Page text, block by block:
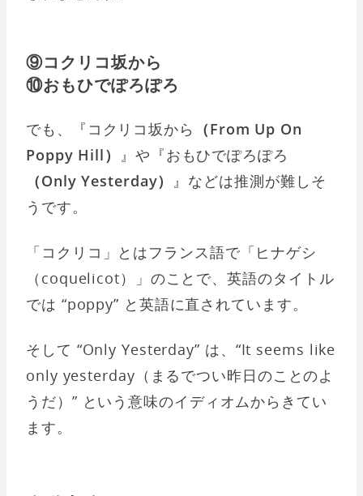
⑨コクリコ坂から
⑩おもひでぽろぽろ
でも、『コクリコ坂から
（From Up On
Poppy Hill）
』や『おもひでぽろぽろ
（Only Yesterday）
』などは推測が難しそ
うです。
「コクリコ」とはフランス語で「ヒナゲシ
（coquelicot）」のことで、英語のタイトル
では “poppy” と英語に直されています。
そして “Only Yesterday” は、“It seems like
only yesterday（まるでつい昨日のことのよ
うだ）” という意味のイディオムからきてい
ます。